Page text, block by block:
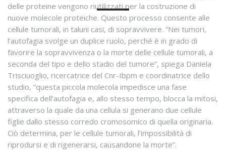
delle proteine vengono riutilizzati per la costruzione di
nuove molecole proteiche. Questo processo consente alle
cellule tumorali, in taluni casi, di sopravvivere. “Nei tumori,
l’autofagia svolge un duplice ruolo, perché è in grado di
favorire la sopravvivenza o la morte delle cellule tumorali, a
seconda del tipo e dello stadio del tumore”, spiega Daniela
Trisciuoglio, ricercatrice del Cnr-Ibpm e coordinatrice dello
studio, “questa piccola molecola impedisce una fase
specifica dell’autofagia e, allo stesso tempo, blocca la mitosi,
attraverso la quale da una cellula si generano due cellule
figlie dallo stesso corredo cromosomico di quella originaria.
Ciò determina, per le cellule tumorali, l’impossibilità di
riprodursi e di rigenerarsi, causandone la morte”.